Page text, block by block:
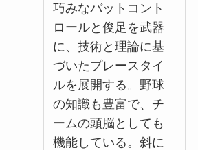
巧みなバットコント
ロールと俊足を武器
に、技術と理論に基
づいたプレースタイ
ルを展開する。野球
の知識も豊富で、チ
ームの頭脳としても
機能している。斜に